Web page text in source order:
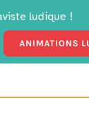
ludique !
ANIMATIONS